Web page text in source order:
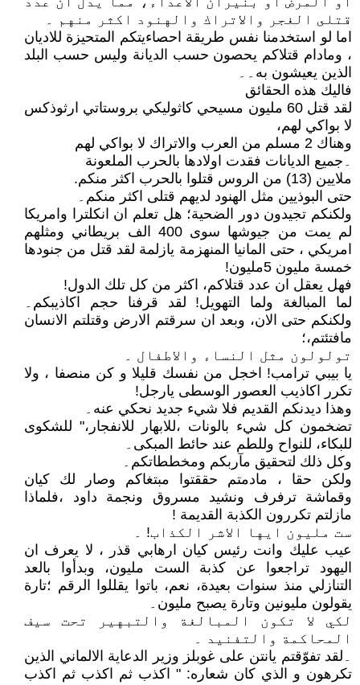
قتلى الغجر والاتراك والهنود اكثر منهم ۔
اما لو استخدمنا نفس طريقة احصاءيتكم المتحيزة للاديان
، ومادام قتلاكم يحصون حسب الديانة وليس حسب البلد
الذين يعيشون به۔۔
فاليك هذه الحقائق
لقد قتل 60 مليون مسيحي كاثوليكي بروستاتي ارثوذكس
لا بواكي لهم،
وهناك 2 مسلم من العرب والاتراك لا بواكي لهم
۔جميع الديانات فقدت اولادها بالحرب الملعونة
ملايين (13) من الروس قتلوا بالحرب اكثر منكم.
حتى البوذيين مثل الهنود لديهم قتلى اكثر منكم۔
ولكنكم تجيدون دور الضحية؛ هل تعلم ان انكلترا وامريكا
لم يمت من جيوشها سوى 400 الف بريطاني ومثلهم
امريكي ، حتى المانيا المنهزمة يازلمة لقد قتل من جنودها
خمسة مليون 5مليون!
فهل يعقل ان عدد قتلاكم، اكثر من كل تلك الدول!
لما المبالغة ولما التهويل! لقد قرفنا حجم اكاذيبكم۔
ولكنكم حتى الان، وبعد ان سرقتم الارض وقتلتم الانسان
مافتئتم،؛
تولولون مثل النساء والاطفال ۔
يا بيبي ترامب! اخجل من نفسك قليلا و كن منصفا ، ولا
تكرر اكاذيب العصور الوسطى يارجل!
وهذا ديدنكم القديم فلا شيء جديد نحكي عنه۔
تضخمون كل شيء بالونات ،للابهار للانفجار،" للشكوى
للبكاء، للنواح وللطم عند حائط المبكى۔
وكل ذلك لتحقيق مآربكم ومخططاتكم۔
ولكن حقا ، مادمتم حققتوا مبتغاكم وصار لك كيان
وقماشة ترفرف ونشيد مسروق ونجمة داود ،فلماذا
مازلتم تكررون الكذبة القديمة !
ست مليون ايها الاشر الكذاب! ۔
عيب عليك وانت رئيس كيان ارهابي قذر ، لا يعرف ان
اليهود تراجعوا عن كذبة الست مليون، وبدأوا بالعد
التنازلي منذ سنوات بعيدة، نعم، باتوا يقللوا الرقم ؛تارة
يقولون مليونين وتارة يصبح مليون۔
لكي لا تكون المبالغة والتبهير تحت سيف
المحاكمة والتفنيد ۔
۔لقد تفوّقتم يانتن على غوبلز وزير الدعاية الالماني الذين
تكرهون و الذي كان شعاره: " اكذب ثم اكذب ثم اكذب